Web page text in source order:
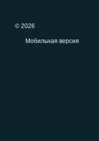
© 2026
Мобильная версия